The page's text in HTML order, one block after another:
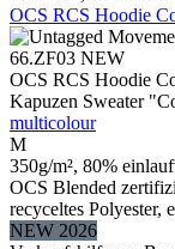
OCS RCS Hoodie
66.ZF03 NEW
OCS RCS Hoodie
Kapuzen Sweater
multicolour
M
350g/m², 80%
OCS Blended
recyceltes Polyester,
NEW 2026